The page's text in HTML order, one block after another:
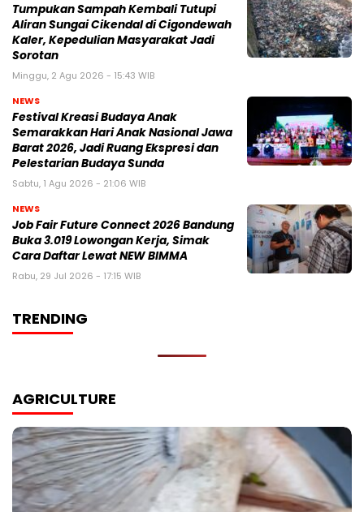
Tumpukan Sampah Kembali Tutupi
Aliran Sungai Cikendal di Cigondewah
Kaler, Kepedulian Masyarakat Jadi
Sorotan
Minggu, 2 Agu 2026 - 15:43 WIB
NEWS
Festival Kreasi Budaya Anak
Semarakkan Hari Anak Nasional Jawa
Barat 2026, Jadi Ruang Ekspresi dan
Pelestarian Budaya Sunda
Sabtu, 1 Agu 2026 - 21:06 WIB
NEWS
Job Fair Future Connect 2026 Bandung
Buka 3.019 Lowongan Kerja, Simak
Cara Daftar Lewat NEW BIMMA
Rabu, 29 Jul 2026 - 17:15 WIB
TRENDING
AGRICULTURE